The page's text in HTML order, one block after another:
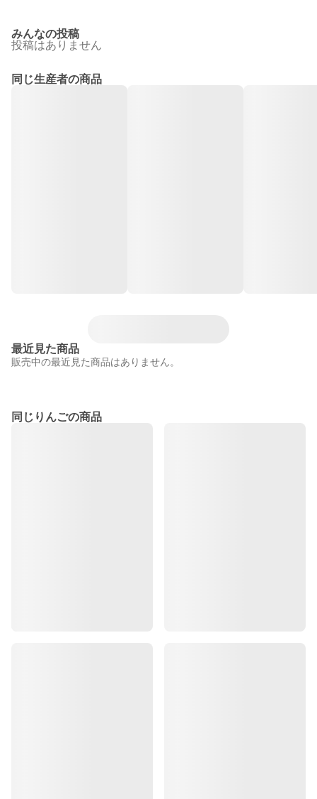
みんなの投稿
投稿はありません
同じ生産者の商品
最近見た商品
販売中の最近見た商品はありません。
同じりんごの商品